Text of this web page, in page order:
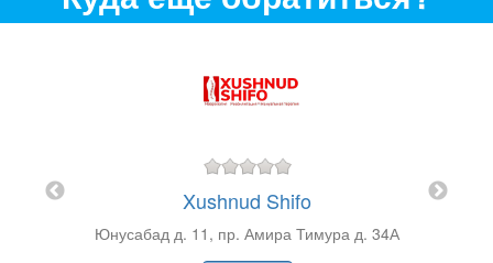
д. 1 Xushnud Shifo
Юнусабад д. 11, пр. Амира Тимура д. 34А